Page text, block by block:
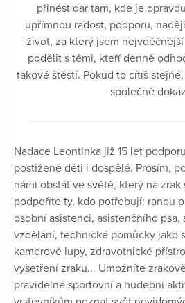
přinést dar tam, kde je
upřímnou radost, podporu,
život, za který jsem
podělit s těmi, kteří denně
takové štěstí. Pokud to cítíš
společně
Nadace Leontinka již 15 let
postižené děti i dospělé. Prosím,
námi obstát ve světě, který na zrak
podpoříte ty, kdo potřebují: ranou
osobní asistenci, asistenčního psa,
vzdělání, technické pomůcky jako
kamerové lupy, zdravotnické
vyšetření zraku... Umožníte
pravidelné sportovní a hudební